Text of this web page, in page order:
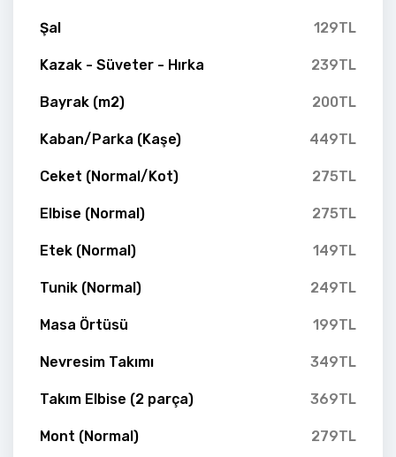
Şal 129TL
Kazak - Süveter - Hırka 239TL
Bayrak (m2) 200TL
Kaban/Parka (Kaşe) 449TL
Ceket (Normal/Kot) 275TL
Elbise (Normal) 275TL
Etek (Normal) 149TL
Tunik (Normal) 249TL
Masa Örtüsü 199TL
Nevresim Takımı 349TL
Takım Elbise (2 parça) 369TL
Mont (Normal) 279TL